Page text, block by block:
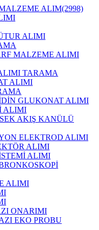
ALIM(2998)
ALIMI
MALZEME ALIMI
TARAMA
ALIMI
GLUKONAT ALIMI
ALIMI
AKIŞ KANÜLÜ
ELEKTROD ALIMI
ALIMI
ALIMI
ALIMI
ONARIMI
EKO PROBU